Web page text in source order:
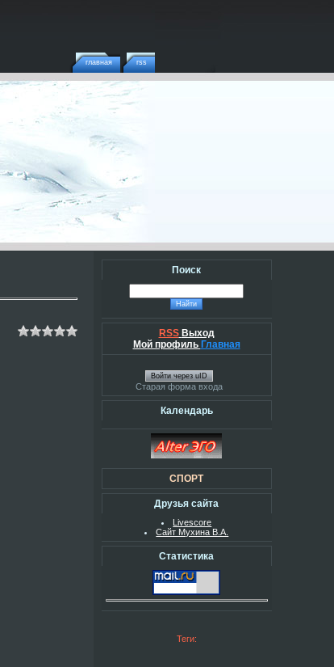
rss
главная
Поиск
RSS Выход
Мой профиль Главная
Войти через uID
Старая форма входа
Календарь
СПОРТ
Друзья сайта
Livescore
Сайт Мухина В.А.
Статистика
Теги: